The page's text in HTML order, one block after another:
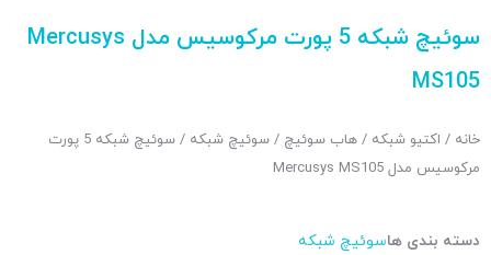
سوئیچ شبکه 5 پورت مرکوسیس مدل Mercusys
MS105
خانه / اکتیو شبکه / هاب سوئیچ / سوئیچ شبکه
/ سوئیچ شبکه 5 پورت
مرکوسیس مدل Mercusys MS105
دسته بندی هاسوئیچ شبکه